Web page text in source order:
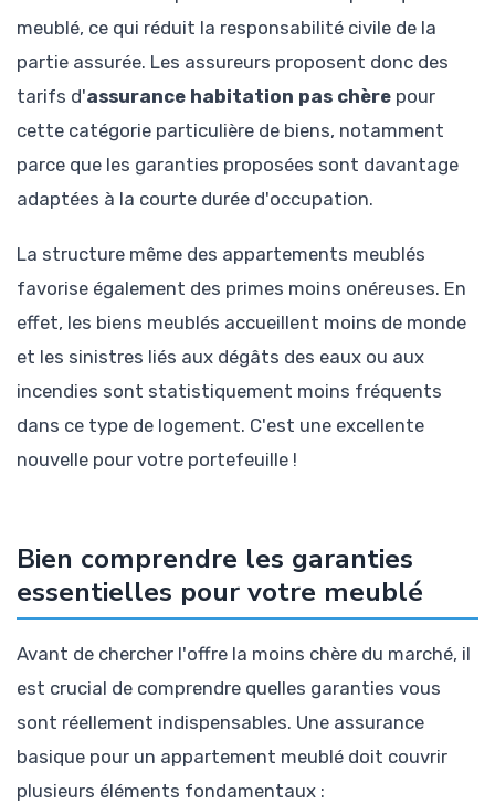
meublé, ce qui réduit la responsabilité civile de la
partie assurée. Les assureurs proposent donc des
tarifs d'assurance habitation pas chère pour
cette catégorie particulière de biens, notamment
parce que les garanties proposées sont davantage
adaptées à la courte durée d'occupation.
La structure même des appartements meublés
favorise également des primes moins onéreuses. En
effet, les biens meublés accueillent moins de monde
et les sinistres liés aux dégâts des eaux ou aux
incendies sont statistiquement moins fréquents
dans ce type de logement. C'est une excellente
nouvelle pour votre portefeuille !
Bien comprendre les garanties
essentielles pour votre meublé
Avant de chercher l'offre la moins chère du marché, il
est crucial de comprendre quelles garanties vous
sont réellement indispensables. Une assurance
basique pour un appartement meublé doit couvrir
plusieurs éléments fondamentaux :